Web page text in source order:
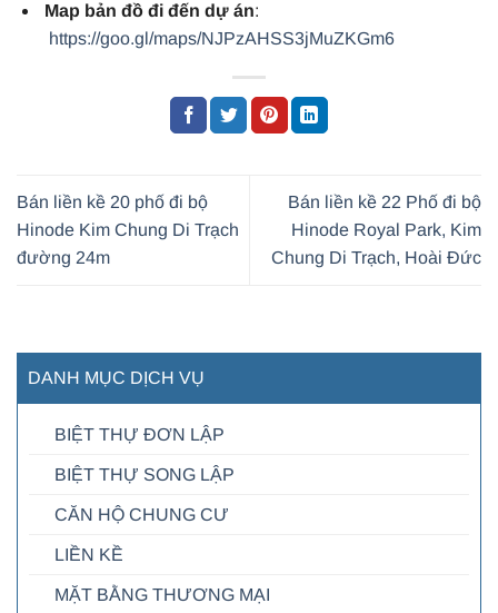
Map bản đồ đi đến dự án:
https://goo.gl/maps/NJPzAHSS3jMuZKGm6
Bán liền kề 20 phố đi bộ
Hinode Kim Chung Di Trạch
đường 24m
Bán liền kề 22 Phố đi bộ
Hinode Royal Park, Kim
Chung Di Trạch, Hoài Đức
DANH MỤC DỊCH VỤ
BIỆT THỰ ĐƠN LẬP
BIỆT THỰ SONG LẬP
CĂN HỘ CHUNG CƯ
LIỀN KỀ
MẶT BẰNG THƯƠNG MẠI